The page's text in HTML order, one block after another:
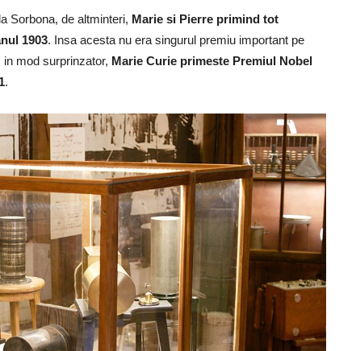
Sorbona, de altminteri, Marie si Pierre primind tot
1903. Insa acesta nu era singurul premiu important pe
mod surprinzator, Marie Curie primeste Premiul Nobel
.